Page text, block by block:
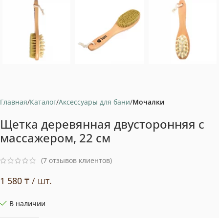
Главная Каталог Аксессуары для бани Мочалки
Щетка деревянная двусторонняя с
массажером, 22 см
(7 отзывов клиентов)
1 580 ₸ / шт.
В наличии